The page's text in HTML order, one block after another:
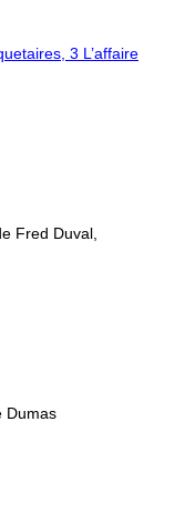
3 L’affaire
Fred Duval,
Dumas